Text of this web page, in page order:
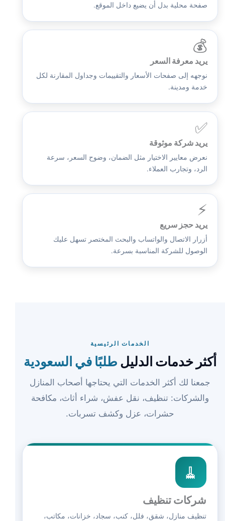
صفحة محلية بدل أن يضيع داخل الموقع.
💰
يريد معرفة السعر
نوجهه إلى صفحات الأسعار والتقييمات وجداول المقارنة لكل
خدمة ومدينة.
✅
يريد شركة موثوقة
نعرض معايير الاختيار مثل الضمان، وضوح السعر، سرعة
الرد، وتجارب العملاء.
⚡
يريد حجز سريع
أزرار الاتصال والواتساب والبحث المختصر تسهل عليك
الوصول للشركة المناسبة بسرعة.
الخدمات الرئيسية
أكثر خدمات الدليل طلبًا في السعودية
جمعنا لك أكثر الخدمات التي يحتاجها أصحاب المنازل
والشركات: تنظيف، نقل عفش، شراء أثاث، مكافحة
حشرات، عزل وكشف تسربات.
🧹
شركات تنظيف
تنظيف منازل، شقق، فلل، كنب، سجاد، خزانات، مكاتب،